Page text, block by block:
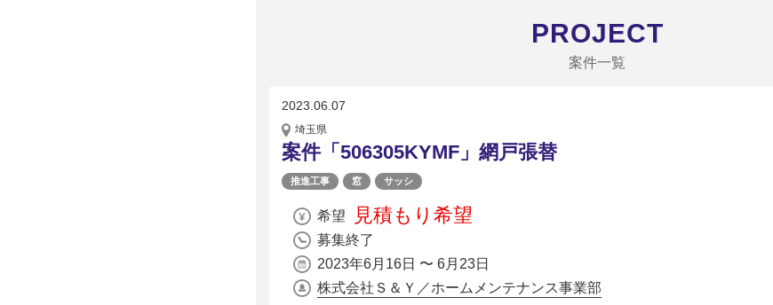
PROJECT
案件一覧
2023.06.07
埼玉県
案件「506305KYMF」網戸張替
推進工事 窓 サッシ
希望 見積もり希望
募集終了
2023年6月16日 〜 6月23日
株式会社Ｓ＆Ｙ／ホームメンテナンス事業部